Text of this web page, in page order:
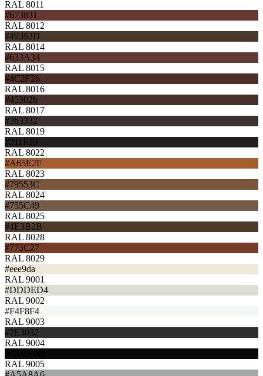
RAL 8011
#673831
RAL 8012
#49392D
RAL 8014
#633A34
RAL 8015
#4C2F26
RAL 8016
#45302b
RAL 8017
#3b3332
RAL 8019
#211F20
RAL 8022
#A65E2F
RAL 8023
#79553C
RAL 8024
#755C49
RAL 8025
#4E3B2B
RAL 8028
#773C27
RAL 8029
#eee9da
RAL 9001
#DDDED4
RAL 9002
#F4F8F4
RAL 9003
#2E3032
RAL 9004
RAL 9005